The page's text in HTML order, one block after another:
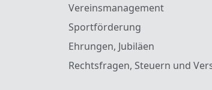
Vereinsmanagement
Sportförderung
Ehrungen, Jubiläen
Rechtsfragen, Steuern und